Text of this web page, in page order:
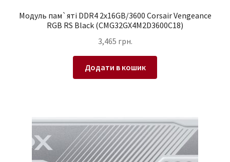
Модуль пам`ятi DDR4 2x16GB/3600 Corsair Vengeance
RGB RS Black (CMG32GX4M2D3600C18)
3,465 грн.
Додати в кошик